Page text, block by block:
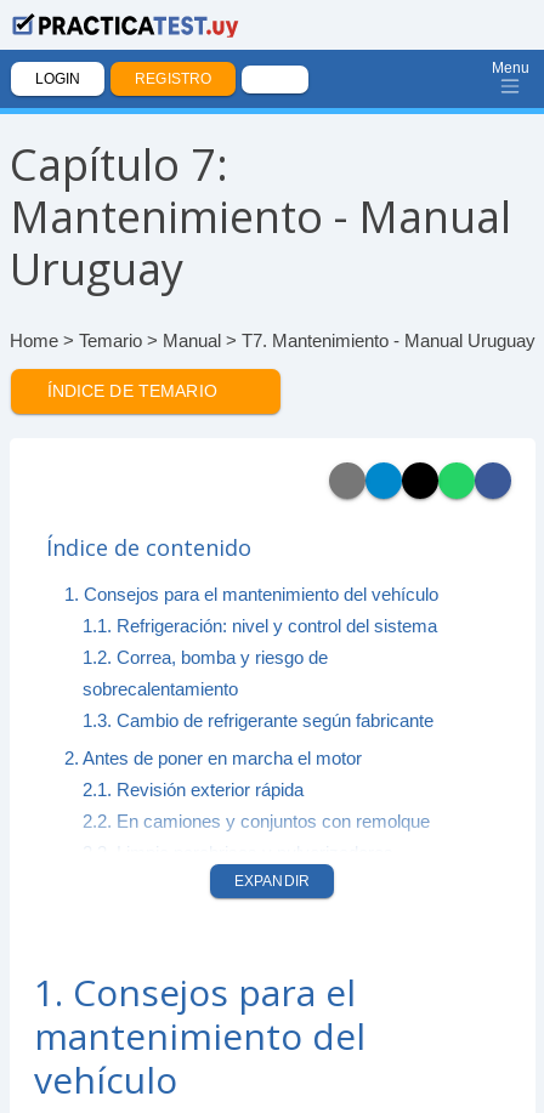
LOGIN REGISTRO
Menu
Capítulo 7:
Mantenimiento - Manual
Uruguay
Home> Temario> Manual> T7. Mantenimiento - Manual Uruguay
ÍNDICE DE TEMARIO
Índice de contenido
1. Consejos para el mantenimiento del vehículo
1.1. Refrigeración: nivel y control del sistema
1.2. Correa, bomba y riesgo de
sobrecalentamiento
1.3. Cambio de refrigerante según fabricante
2. Antes de poner en marcha el motor
2.1. Revisión exterior rápida
2.2. En camiones y conjuntos con remolque
2.3. Limpia parabrisas y pulverizadores
3. Controles de niveles esenciales
3.3. Correas, manguitos y fugas
4. Luces y señalización óptica
4.1. Qué revisar antes de salir
5. El tacómetro y el uso correcto del motor
EXPANDIR
1. Consejos para el
mantenimiento del
vehículo